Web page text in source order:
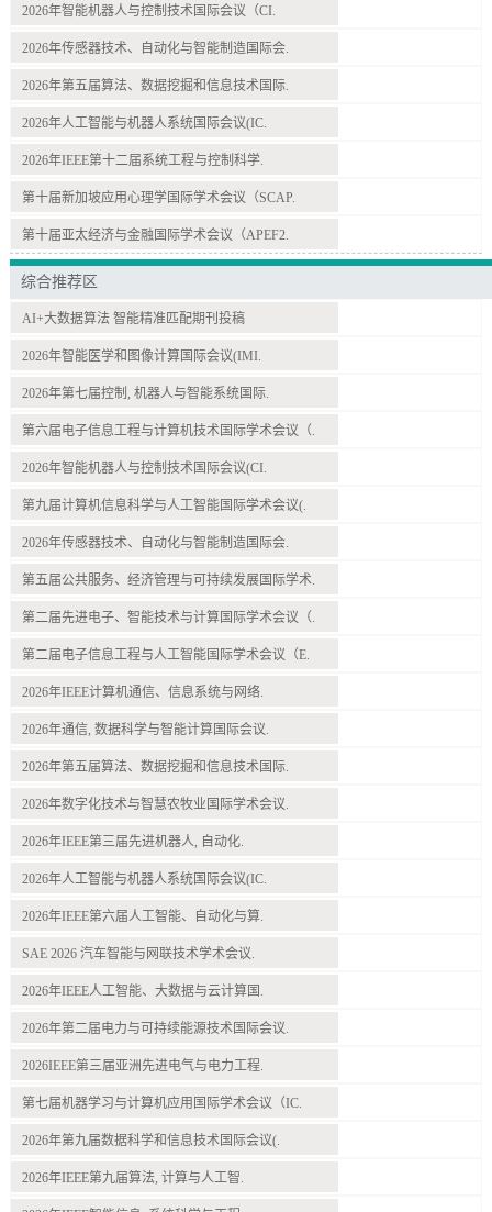
2026年智能机器人与控制技术国际会议（CI.
2026年传感器技术、自动化与智能制造国际会.
2026年第五届算法、数据挖掘和信息技术国际.
2026年人工智能与机器人系统国际会议(IC.
2026年IEEE第十二届系统工程与控制科学.
第十届新加坡应用心理学国际学术会议（SCAP.
第十届亚太经济与金融国际学术会议（APEF2.
综合推荐区
AI+大数据算法 智能精准匹配期刊投稿
2026年智能医学和图像计算国际会议(IMI.
2026年第七届控制, 机器人与智能系统国际.
第六届电子信息工程与计算机技术国际学术会议（.
2026年智能机器人与控制技术国际会议(CI.
第九届计算机信息科学与人工智能国际学术会议(.
2026年传感器技术、自动化与智能制造国际会.
第五届公共服务、经济管理与可持续发展国际学术.
第二届先进电子、智能技术与计算国际学术会议（.
第二届电子信息工程与人工智能国际学术会议（E.
2026年IEEE计算机通信、信息系统与网络.
2026年通信, 数据科学与智能计算国际会议.
2026年第五届算法、数据挖掘和信息技术国际.
2026年数字化技术与智慧农牧业国际学术会议.
2026年IEEE第三届先进机器人, 自动化.
2026年人工智能与机器人系统国际会议(IC.
2026年IEEE第六届人工智能、自动化与算.
SAE 2026 汽车智能与网联技术学术会议.
2026年IEEE人工智能、大数据与云计算国.
2026年第二届电力与可持续能源技术国际会议.
2026IEEE第三届亚洲先进电气与电力工程.
第七届机器学习与计算机应用国际学术会议（IC.
2026年第九届数据科学和信息技术国际会议(.
2026年IEEE第九届算法, 计算与人工智.